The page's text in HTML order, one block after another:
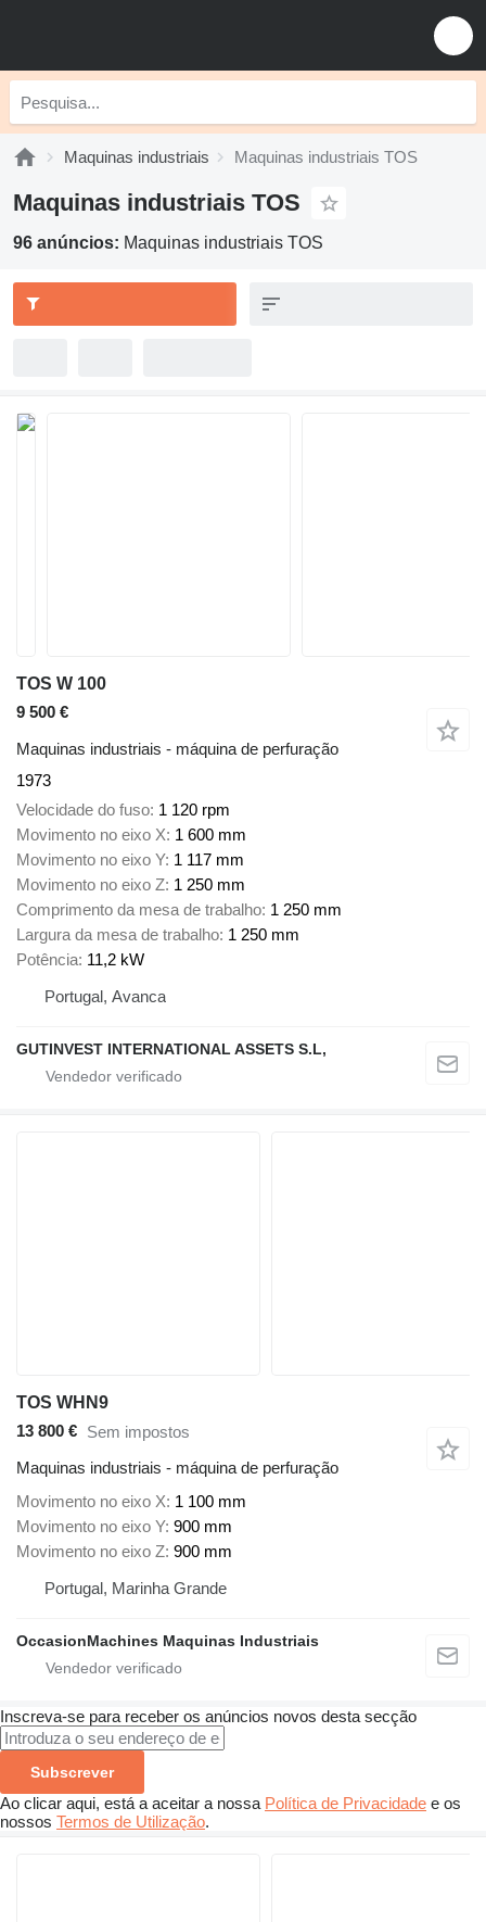
Maquinas industriais Maquinas industriais TOS
Maquinas industriais TOS
96 anúncios: Maquinas industriais TOS
TOS W 100
9 500 €
Maquinas industriais - máquina de perfuração
1973
Velocidade do fuso 1 120 rpm
Movimento no eixo X 1 600 mm
Movimento no eixo Y 1 117 mm
Movimento no eixo Z 1 250 mm
Comprimento da mesa de trabalho 1 250 mm
Largura da mesa de trabalho 1 250 mm
Potência 11,2 kW
Portugal, Avanca
GUTINVEST INTERNATIONAL ASSETS S.L,
TOS WHN9
13 800 € Sem impostos
Maquinas industriais - máquina de perfuração
Movimento no eixo X 1 100 mm
Movimento no eixo Y 900 mm
Movimento no eixo Z 900 mm
Portugal, Marinha Grande
OccasionMachines Maquinas Industriais
Inscreva-se para receber os anúncios novos desta secção
Subscrever
Ao clicar aqui, está a aceitar a nossa Política de Privacidade e os
nossos Termos de Utilização.